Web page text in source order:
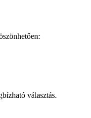
választás.